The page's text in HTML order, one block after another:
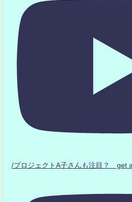
/プロジェクトA子さんも注目？ get